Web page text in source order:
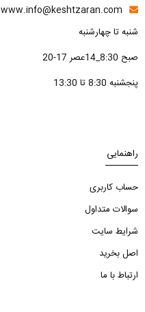
www.info@keshtzaran.com
شنبه تا چهارشنبه
صبح 8:30_14عصر 17-20
پنجشنبه 8:30 تا 13:30
راهنمایی
حساب کاربری
سوالات متداول
شرایط سایت
اصل بخرید
ارتباط با ما